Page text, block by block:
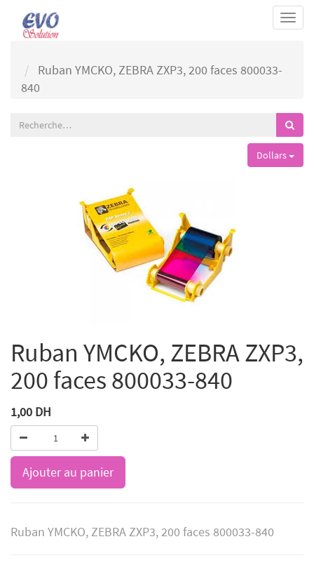
Ruban YMCKO, ZEBRA ZXP3, 200 faces 800033-
840
Dollars
Ruban YMCKO, ZEBRA ZXP3,
200 faces 800033-840
1,00 DH
Ajouter au panier
Ruban YMCKO, ZEBRA ZXP3, 200 faces 800033-840